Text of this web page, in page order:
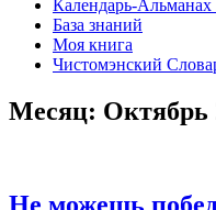
Календарь-Альманах
База знаний
Моя книга
Чистомэнский
Месяц: Октябрь
Не можешь